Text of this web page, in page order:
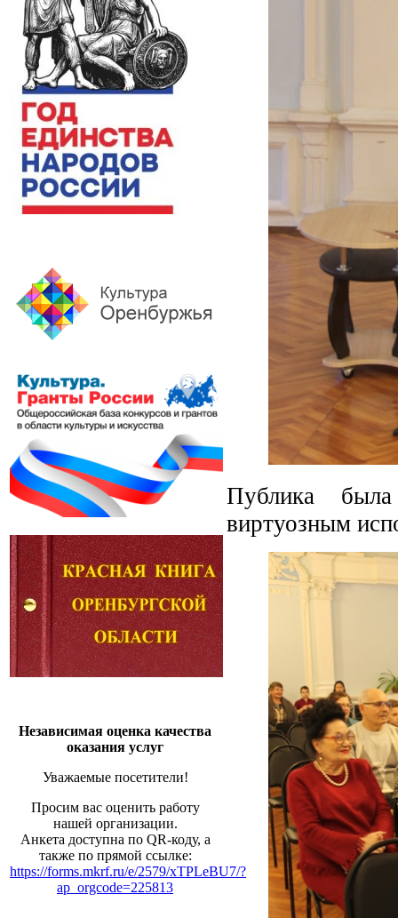
Независимая оценка качества
оказания услуг
Уважаемые посетители!
Просим вас оценить работу
нашей организации.
Анкета доступна по QR-коду, а
также по прямой ссылке:
https://forms.mkrf.ru/e/2579/xTPLeBU7/?
ap_orgcode=225813
Публика
виртуозным